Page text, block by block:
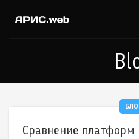
Сравнение платформ